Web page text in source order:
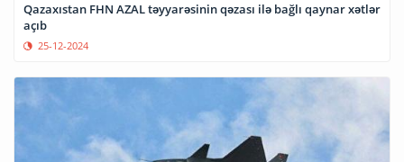
Qazaxıstan FHN AZAL təyyarəsinin qəzası ilə bağlı qaynar xətlər
açıb
25-12-2024